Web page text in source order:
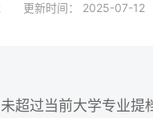
更新时间： 2025-07-12
超过当前大学专业